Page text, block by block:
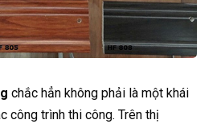
chắc hẳn không phải là một khái
công trình thi công. Trên thị